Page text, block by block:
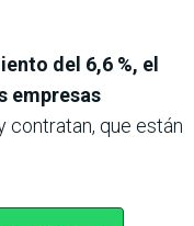
del 6,6 %, el
empresas
contratan, que están